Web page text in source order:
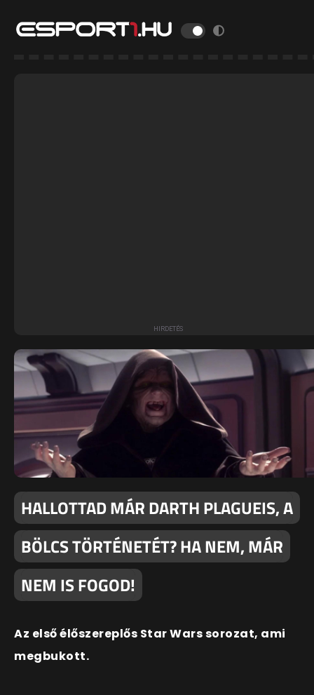
HALLOTTAD MÁR DARTH PLAGUEIS, A
BÖLCS TÖRTÉNETÉT? HA NEM, MÁR
NEM IS FOGOD!
Az első élőszereplős Star Wars sorozat, ami
megbukott.